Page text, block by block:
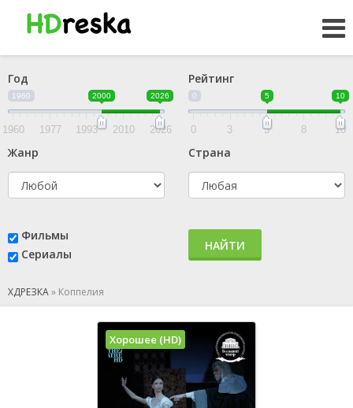
Год
1960 2000 2026
1960 1977 1993 2010 2026
Рейтинг
0 5 10
0 3 5 8 10
Жанр Страна
Фильмы
Сериалы
НАЙТИ
ХДРЕЗКА» Коппелия
Хорошее (HD)